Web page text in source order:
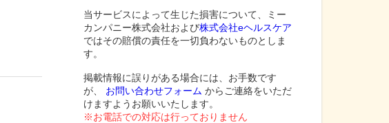
当サービスによって生じた損害について、ミー
カンパニー株式会社および株式会社eヘルスケア
ではその賠償の責任を一切負わないものとしま
す。
掲載情報に誤りがある場合には、お手数です
が、
お問い合わせフォーム からご連絡をいただ
けますようお願いいたします。
※お電話での対応は行っておりません